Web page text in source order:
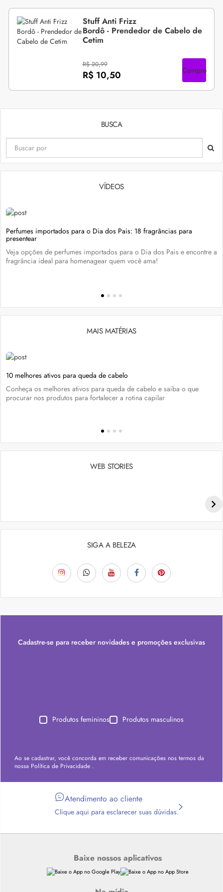
Stuff Anti Frizz
Bordô - Prendedor de Cabelo de
Cetim
R$ 20,99
R$ 10,50 Compre
BUSCA
VÍDEOS
Perfumes importados para o Dia dos Pais: 18 fragrâncias para
presentear
Veja opções de perfumes importados para o Dia dos Pais e encontre a
fragrância ideal para homenagear quem você ama!
MAIS MATÉRIAS
10 melhores ativos para queda de cabelo
Conheça os melhores ativos para queda de cabelo e saiba o que
procurar nos produtos para fortalecer a rotina capilar
WEB STORIES
SIGA A BELEZA
Cadastre-se para receber novidades e promoções exclusivas
Produtos femininos Produtos masculinos
Ao se cadastrar, você concorda em receber comunicações nos termos da
nossa Política de Privacidade .
Atendimento ao cliente
Clique aqui para esclarecer suas dúvidas.
Baixe nossos aplicativos